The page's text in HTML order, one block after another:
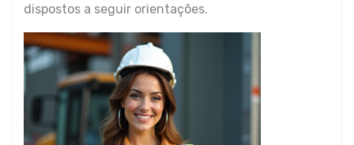
dispostos a seguir orientações.